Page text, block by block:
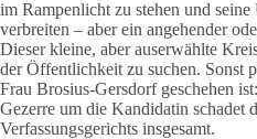
im Rampenlicht zu stehen und seine
verbreiten – aber ein angehender
Dieser kleine, aber auserwählte
der Öffentlichkeit zu suchen. Sonst
Frau Brosius-Gersdorf geschehen
Gezerre um die Kandidatin schadet
Verfassungsgerichts insgesamt.